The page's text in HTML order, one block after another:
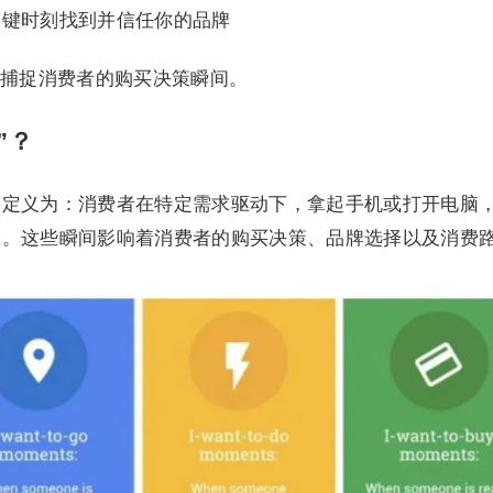
时刻找到并信任你的品牌
捉消费者的购买决策瞬间。
义为：消费者在特定需求驱动下，拿起手机或打开电脑
这些瞬间影响着消费者的购买决策、品牌选择以及消费